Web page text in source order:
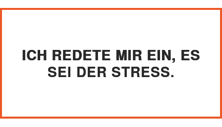
ICH REDETE MIR EIN, ES
SEI DER STRESS.